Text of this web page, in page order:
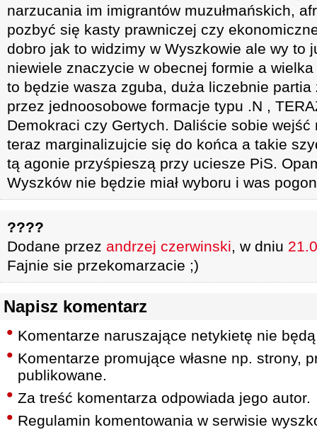
narzucania im imigrantów muzułmańskich,
pozbyć się kasty prawniczej czy
dobro jak to widzimy w Wyszkowie ale wy to
niewiele znaczycie w obecnej formie a
to będzie wasza zguba, duża liczebnie
przez jednoosobowe formacje typu .N ,
Demokraci czy Gertych. Daliście sobie wejść
teraz marginalizujcie się do końca a takie
tą agonie przyśpieszą przy uciesze PiS.
Wyszków nie będzie miał wyboru i was
????
Dodane przez andrzej czerwinski, w dniu
Fajnie sie przekomarzacie ;)
Napisz komentarz
Komentarze naruszające netykietę nie
Komentarze promujące własne np. strony,
publikowane.
Za treść komentarza odpowiada jego autor.
Regulamin komentowania w serwisie